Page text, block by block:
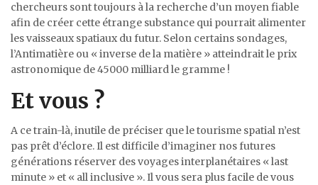
chercheurs sont toujours à la recherche d’un moyen fiable
afin de créer cette étrange substance qui pourrait alimenter
les vaisseaux spatiaux du futur. Selon certains sondages,
l’Antimatière ou « inverse de la matière » atteindrait le prix
astronomique de 45000 milliard le gramme !
Et vous ?
A ce train-là, inutile de préciser que le tourisme spatial n’est
pas prêt d’éclore. Il est difficile d’imaginer nos futures
générations réserver des voyages interplanétaires « last
minute » et « all inclusive ». Il vous sera plus facile de vous